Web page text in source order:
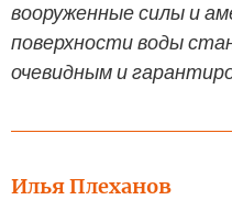
вооруженные силы и
поверхности воды
очевидным и
Илья Плеханов